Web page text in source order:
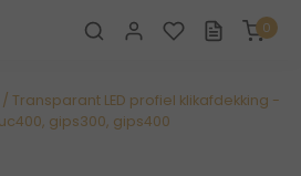
0
Transparant LED profiel klikafdekking -
gips300, gips400